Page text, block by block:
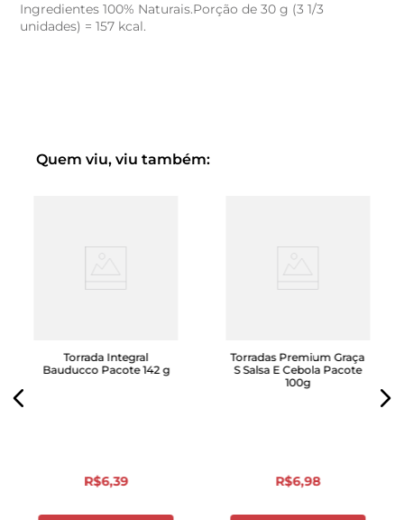
Ingredientes 100% Naturais.Porção de 30 g (3 1/3
unidades) = 157 kcal.
Quem viu, viu também:
Torrada Integral
Bauducco Pacote 142 g
R$6,39
Torradas Premium Graça
S Salsa E Cebola Pacote
100g
R$6,98